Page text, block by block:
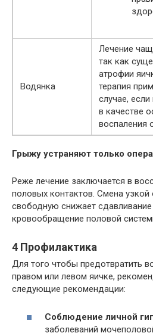
Водянка
Лечение
так как
атрофии
терапия
случае,
в качестве
воспаления
Грыжу устраняют только
Реже лечение заключается в
половых контактов. Смена
свободную снижает
кровообращение половой
4 Профилактика
Для того чтобы предотвратить
правом или левом яичке,
следующие рекомендации:
Соблюдение личной
заболеваний